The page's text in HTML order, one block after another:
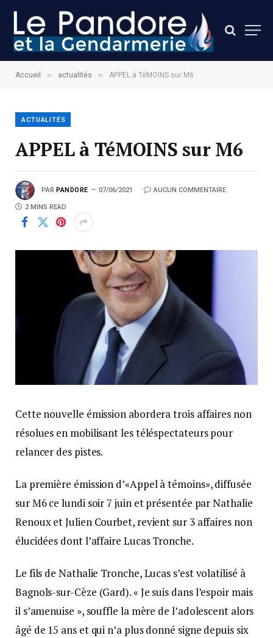
Accueil » actualités » APPEL à TéMOINS sur M6
ACTUALITÉS
APPEL à TéMOINS sur M6
PAR PANDORE 07/06/2021 AUCUN COMMENTAIRE
2 MINS READ
Cette nouvelle émission abordera trois affaires non
résolues en mobilisant les téléspectateurs pour
relancer des pistes.
La première émission d’«Appel à témoins», diffusée
sur M6 ce lundi soir 7 juin et présentée par Nathalie
Renoux et Julien Courbet, revient sur 3 affaires non
élucidées dont l’affaire Lucas Tronche.
Le fils de Nathalie Tronche, Lucas s’est volatilisé à
Bagnols-sur-Cèze (Gard). « Je suis dans l’espoir mais
il s’amenuise », souffle la mère de l’adolescent alors
âgé de 15 ans et qui n’a plus donné signe depuis six